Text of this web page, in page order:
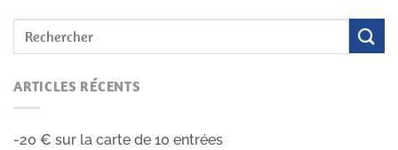
ARTICLES RÉCENTS
-20 € sur la carte de 10 entrées